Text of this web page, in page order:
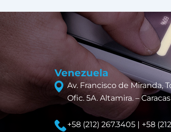
Venezuela
Av. Francisco de Miranda,
Ofic. 5A. Altamira. –
+58 (212) 267.3405 | +58